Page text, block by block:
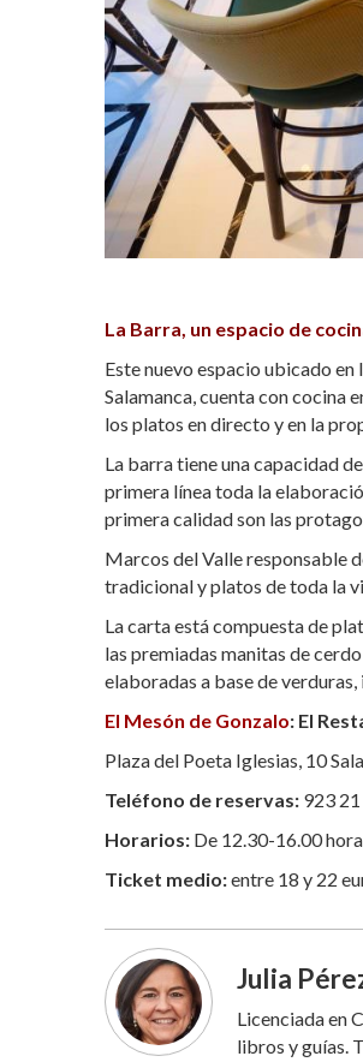
La Barra, un espacio de
Este nuevo espacio ubicado
Salamanca, cuenta con cocina
los platos en directo y en la
La barra tiene una capacidad
primera línea toda la
primera calidad son las
Marcos del Valle responsable
tradicional y platos de toda la
La carta está compuesta de
las premiadas manitas de
elaboradas a base de
El Mesón de Gonzalo: El
Plaza del Poeta Iglesias, 10
Teléfono de reservas: 923
Horarios: De 12.30-16.00
Ticket medio:entre 18 y 22
Julia
Licenciada en
libros y guías.